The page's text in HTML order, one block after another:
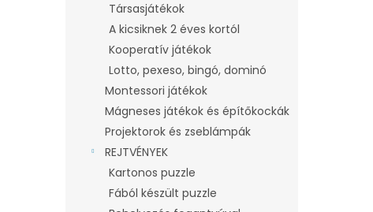
Társasjátékok
A kicsiknek 2 éves kortól
Kooperatív játékok
Lotto, pexeso, bingó, dominó
Montessori játékok
Mágneses játékok és építőkockák
Projektorok és zseblámpák
REJTVÉNYEK
Kartonos puzzle
Fából készült puzzle